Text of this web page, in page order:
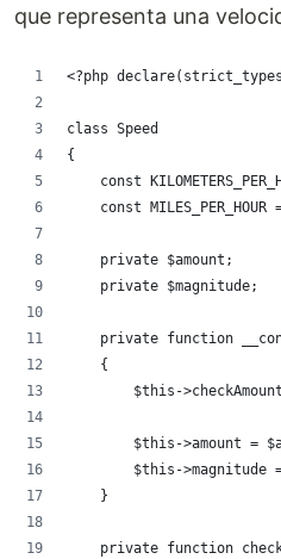
que representa una
<?php
class Speed
{
const
const MILES_PER_HOUR
    private $amount;
    private $magnitude;
private function
    {
$this-
$this->amount =
$this->magnitude
    }
private function